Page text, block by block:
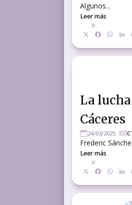
Algunos...
Leer más
La
Cáceres
24/03/2025
Frederic
Leer más